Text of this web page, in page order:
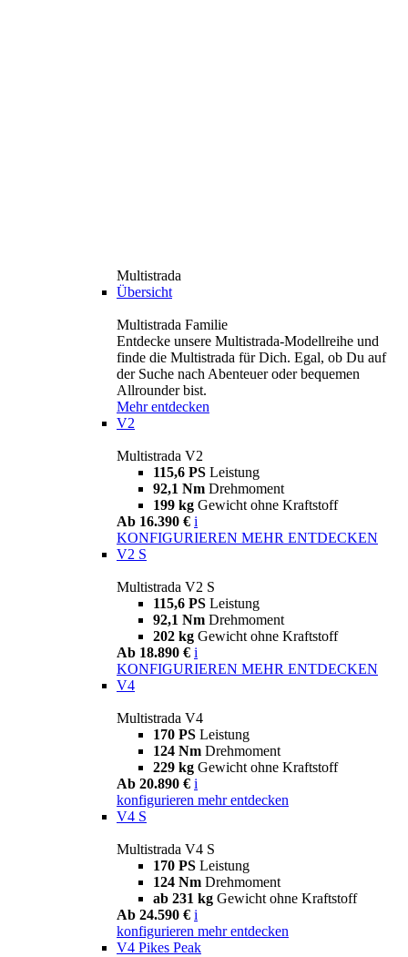
Multistrada
Übersicht
Multistrada Familie
Entdecke unsere Multistrada-Modellreihe und
finde die Multistrada für Dich. Egal, ob Du auf
der Suche nach Abenteuer oder bequemen
Allrounder bist.
Mehr entdecken
V2
Multistrada V2
115,6 PS Leistung
92,1 Nm Drehmoment
199 kg Gewicht ohne Kraftstoff
Ab 16.390 € i
KONFIGURIEREN MEHR ENTDECKEN
V2 S
Multistrada V2 S
115,6 PS Leistung
92,1 Nm Drehmoment
202 kg Gewicht ohne Kraftstoff
Ab 18.890 € i
KONFIGURIEREN MEHR ENTDECKEN
V4
Multistrada V4
170 PS Leistung
124 Nm Drehmoment
229 kg Gewicht ohne Kraftstoff
Ab 20.890 € i
konfigurieren mehr entdecken
V4 S
Multistrada V4 S
170 PS Leistung
124 Nm Drehmoment
ab 231 kg Gewicht ohne Kraftstoff
Ab 24.590 € i
konfigurieren mehr entdecken
V4 Pikes Peak